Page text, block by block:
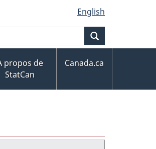
English
propos de
StatCan
Canada.ca